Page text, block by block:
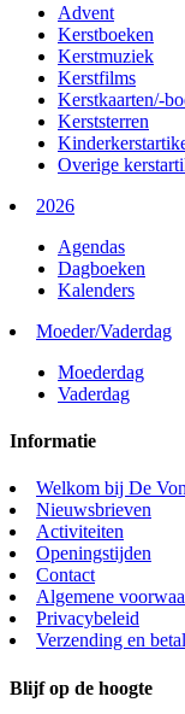
Advent
Kerstboeken
Kerstmuziek
Kerstfilms
Kerstkaarten/-
Kerststerren
Overige
2026
Agendas
Dagboeken
Kalenders
Moeder/Vaderdag
Moederdag
Vaderdag
Informatie
Welkom bij De
Nieuwsbrieven
Activiteiten
Openingstijden
Contact
Algemene
Privacybeleid
Verzending en
Blijf op de hoogte